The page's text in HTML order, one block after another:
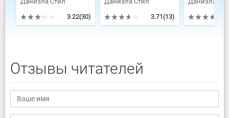
3.22(30)
3.71(13)
Отзывы читателей